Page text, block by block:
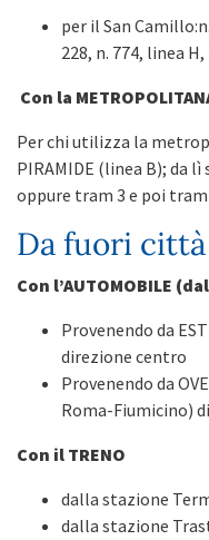
per il San
228, n. 774, linea
Con la
Per chi utilizza la
PIRAMIDE (linea B); da
oppure tram 3 e poi tram
Da fuori città
Con l’AUTOMOBILE (dal
Provenendo da
direzione centro
Provenendo da
Roma-Fiumicino)
Con il TRENO
dalla stazione
dalla stazione